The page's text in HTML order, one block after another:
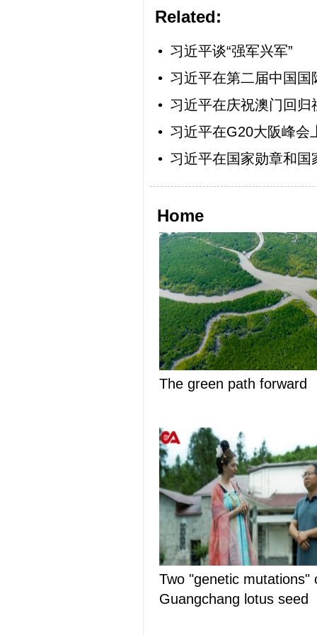
Related:
• 习近平谈“强军兴军”
• 习近平在第二届中国
• 习近平在庆祝澳门回
• 习近平在G20大阪峰会
• 习近平在国家勋章和